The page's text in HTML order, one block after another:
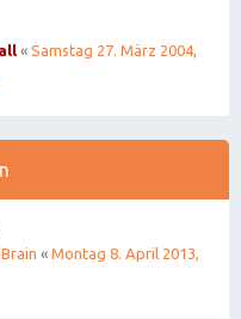
« Samstag 27. März 2004,
« Montag 8. April 2013,